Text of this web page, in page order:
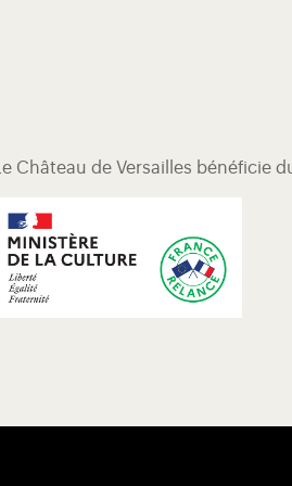
Le Château de Versailles bénéficie